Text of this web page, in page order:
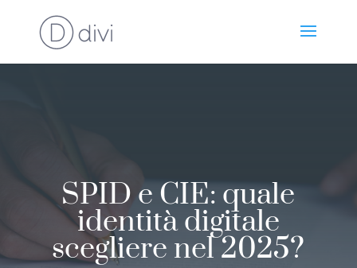
SPID e CIE: quale
identità digitale
scegliere nel 2025?